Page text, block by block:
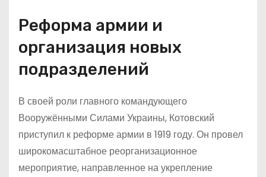
Реформа армии и
организация новых
подразделений
В своей роли главного командующего
Вооружёнными Силами Украины, Котовский
приступил к реформе армии в 1919 году. Он провел
широкомасштабное реорганизационное
мероприятие, направленное на укрепление